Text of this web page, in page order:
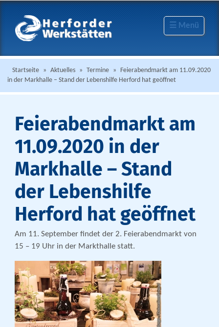
☰ Menü
Startseite » Aktuelles » Termine »
Feierabendmarkt am 11.09.2020
in der Markhalle – Stand der Lebenshilfe Herford hat geöffnet
Feierabendmarkt am
11.09.2020 in der
Markhalle – Stand
der Lebenshilfe
Herford hat geöffnet
Am 11. September findet der 2. Feierabendmarkt von
15 – 19 Uhr in der Markthalle statt.